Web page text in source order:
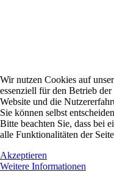
Wir nutzen Cookies auf
essenziell für den Betrieb
Website und die
Sie können selbst
Bitte beachten Sie, dass bei
alle Funktionalitäten der
Akzeptieren
Weitere Informationen